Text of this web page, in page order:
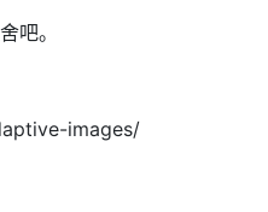
吧。
images/